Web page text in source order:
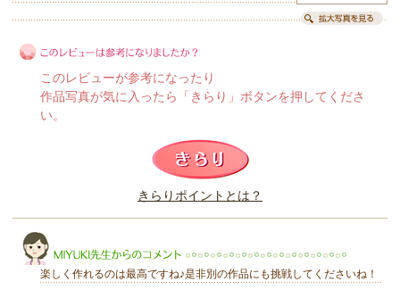
このレビューは参考になりましたか？
このレビューが参考になったり
作品写真が気に入ったら「きらり」ボタンを押してくださ
い。
きらりポイントとは？
楽しく作れるのは最高ですね♪是非別の作品にも挑戦してくださいね！